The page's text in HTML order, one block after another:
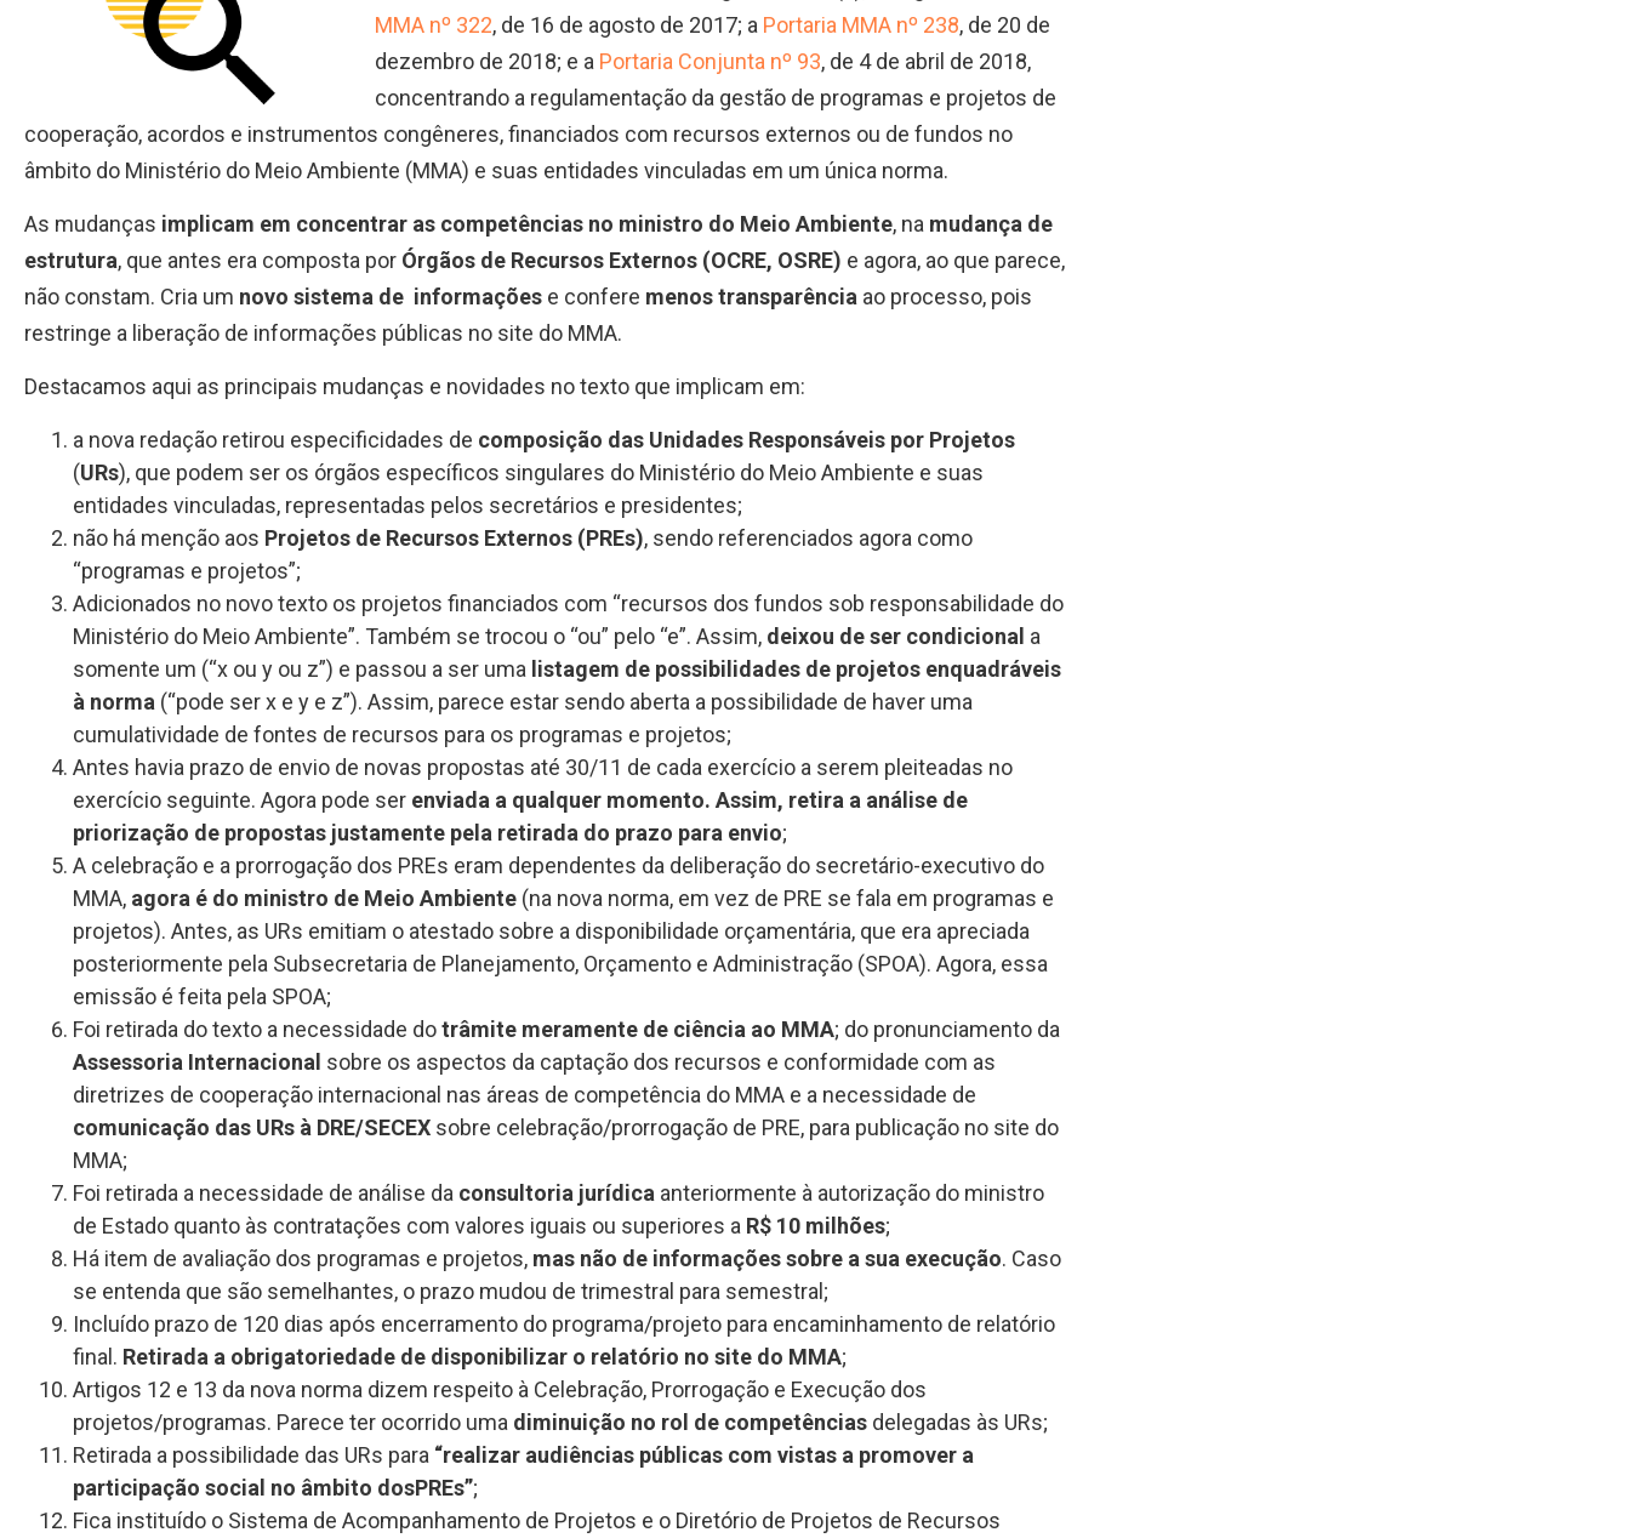
MMA nº 322, de 16 de agosto de 2017; a Portaria MMA nº 238, de 20 de
dezembro de 2018; e a Portaria Conjunta nº 93, de 4 de abril de 2018,
concentrando a regulamentação da gestão de programas e projetos de
cooperação, acordos e instrumentos congêneres, financiados com recursos externos ou de fundos no
âmbito do Ministério do Meio Ambiente (MMA) e suas entidades vinculadas em um única norma.
As mudanças implicam em concentrar as competências no ministro do Meio Ambiente, na mudança de
estrutura, que antes era composta por Órgãos de Recursos Externos (OCRE, OSRE) e agora, ao que parece,
não constam. Cria um novo sistema de informações e confere menos transparência ao processo, pois
restringe a liberação de informações públicas no site do MMA.
Destacamos aqui as principais mudanças e novidades no texto que implicam em:
a nova redação retirou especificidades de composição das Unidades Responsáveis por Projetos
(URs), que podem ser os órgãos específicos singulares do Ministério do Meio Ambiente e suas
entidades vinculadas, representadas pelos secretários e presidentes;
não há menção aos Projetos de Recursos Externos (PREs), sendo referenciados agora como
“programas e projetos”;
Adicionados no novo texto os projetos financiados com “recursos dos fundos sob responsabilidade do
Ministério do Meio Ambiente”. Também se trocou o “ou” pelo “e”. Assim, deixou de ser condicional a
somente um (“x ou y ou z”) e passou a ser uma listagem de possibilidades de projetos enquadráveis
à norma (“pode ser x e y e z”). Assim, parece estar sendo aberta a possibilidade de haver uma
cumulatividade de fontes de recursos para os programas e projetos;
Antes havia prazo de envio de novas propostas até 30/11 de cada exercício a serem pleiteadas no
exercício seguinte. Agora pode ser enviada a qualquer momento. Assim, retira a análise de
priorização de propostas justamente pela retirada do prazo para envio;
A celebração e a prorrogação dos PREs eram dependentes da deliberação do secretário-executivo do
MMA, agora é do ministro de Meio Ambiente (na nova norma, em vez de PRE se fala em programas e
projetos). Antes, as URs emitiam o atestado sobre a disponibilidade orçamentária, que era apreciada
posteriormente pela Subsecretaria de Planejamento, Orçamento e Administração (SPOA). Agora, essa
emissão é feita pela SPOA;
Foi retirada do texto a necessidade dotrâmite meramente de ciência ao MMA; do pronunciamento da
Assessoria Internacional sobre os aspectos da captação dos recursos e conformidade com as
diretrizes de cooperação internacional nas áreas de competência do MMA e a necessidade de
comunicação das URs à DRE/SECEX sobre celebração/prorrogação de PRE, para publicação no site do
MMA;
Foi retirada a necessidade de análise da consultoria jurídica anteriormente à autorização do ministro
de Estado quanto às contratações com valores iguais ou superiores a R$ 10 milhões;
Há item de avaliação dos programas e projetos, mas não de informações sobre a sua execução. Caso
se entenda que são semelhantes, o prazo mudou de trimestral para semestral;
Incluído prazo de 120 dias após encerramento do programa/projeto para encaminhamento de relatório
final. Retirada a obrigatoriedade de disponibilizar o relatório no site do MMA;
Artigos 12 e 13 da nova norma dizem respeito à Celebração, Prorrogação e Execução dos
projetos/programas. Parece ter ocorrido uma diminuição no rol de competências delegadas às URs;
Retirada a possibilidade das URs para “realizar audiências públicas com vistas a promover a
participação social no âmbito dosPREs”;
Fica instituído o Sistema de Acompanhamento de Projetos e o Diretório de Projetos de Recursos